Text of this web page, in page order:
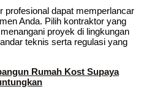
profesional dapat memperlancar
Anda. Pilih kontraktor yang
proyek di lingkungan
teknis serta regulasi yang
Rumah Kost Supaya